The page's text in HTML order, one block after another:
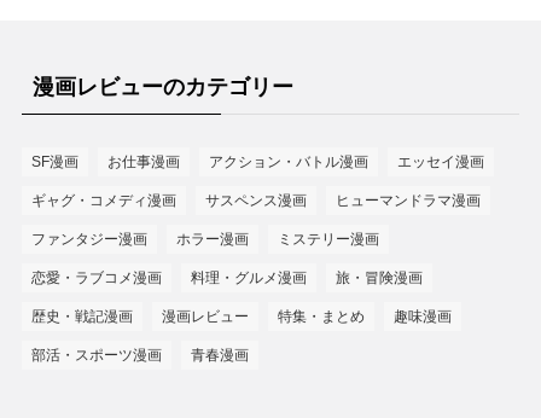
漫画レビューのカテゴリー
SF漫画 お仕事漫画 アクション・バトル漫画 エッセイ漫画
ギャグ・コメディ漫画 サスペンス漫画 ヒューマンドラマ漫画
ファンタジー漫画 ホラー漫画 ミステリー漫画
恋愛・ラブコメ漫画 料理・グルメ漫画 旅・冒険漫画
歴史・戦記漫画 漫画レビュー 特集・まとめ 趣味漫画
部活・スポーツ漫画 青春漫画